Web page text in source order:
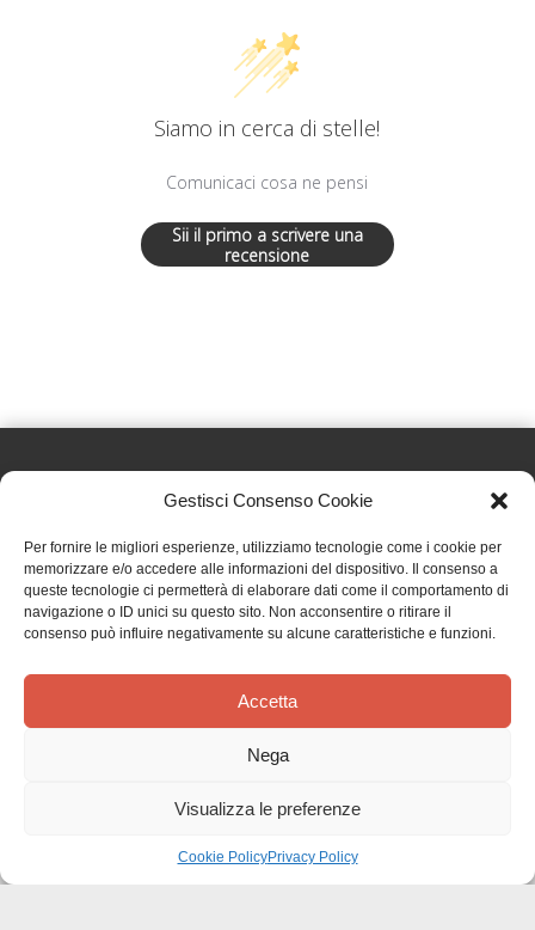
Gestisci Consenso Cookie
Per fornire le migliori esperienze, utilizziamo tecnologie come i cookie per
memorizzare e/o accedere alle informazioni del dispositivo. Il consenso a
queste tecnologie ci permetterà di elaborare dati come il comportamento di
navigazione o ID unici su questo sito. Non acconsentire o ritirare il
consenso può influire negativamente su alcune caratteristiche e funzioni.
Accetta
Nega
Visualizza le preferenze
Cookie PolicyPrivacy Policy
Siamo in cerca di stelle!
Comunicaci cosa ne pensi
Sii il primo a scrivere una
recensione
Effatà Editrice di Pellegrino Paolo SAS
C.F. e P.IVA 09655250018
Via Tre Denti, 1 - 10060 Cantalupa (TO)
Telefono: (+39) 0121 353452 - Fax: (+39) 0121 353839
TERMINI E CONDIZIONI